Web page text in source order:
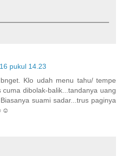
pukul 14.23
Klo udah menu tahu/ tempe
dibolak-balik...tandanya uang
suami sadar...trus paginya